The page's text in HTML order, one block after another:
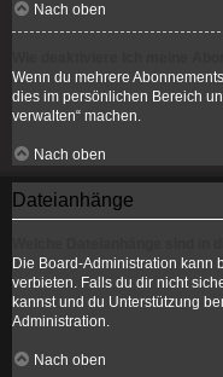
Nach oben
Wenn du mehrere
dies im persönlichen Bereich
verwalten“ machen.
Nach oben
Dateianhänge
Die Board-Administration kann
verbieten. Falls du dir nicht
kannst und du Unterstützung
Administration.
Nach oben